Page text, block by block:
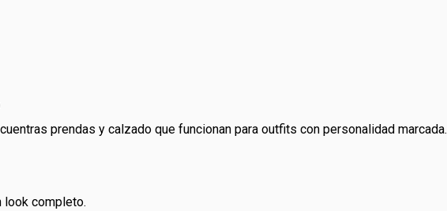
prendas y calzado que funcionan para outfits con personalidad marcada.
look completo.